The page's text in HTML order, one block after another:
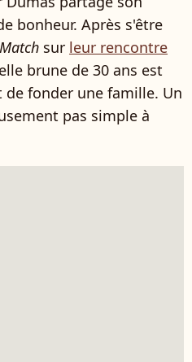
bonheur. Après s'être
sur leur rencontre
brune de 30 ans est
fonder une famille. Un
pas simple à